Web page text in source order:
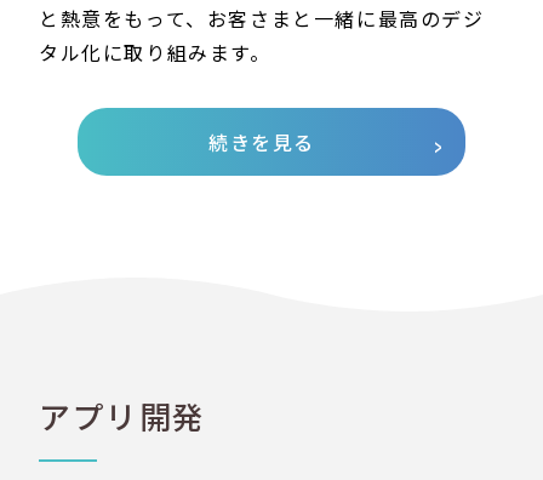
と熱意をもって、お客さまと一緒に最高のデジ
タル化に取り組みます。
続きを見る
アプリ開発